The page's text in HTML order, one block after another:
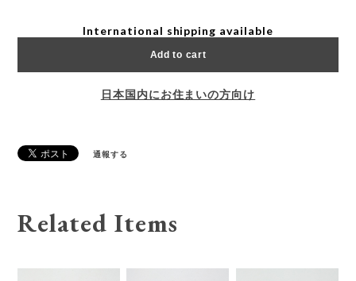
International shipping available
Add to cart
日本国内にお住まいの方向け
通報する
Related Items